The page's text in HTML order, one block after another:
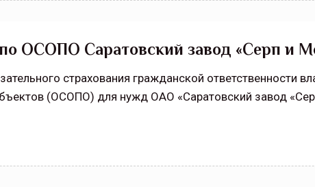
ОСОПО Саратовский завод «Серп и
страхования гражданской ответственности
(ОСОПО) для нужд ОАО «Саратовский завод